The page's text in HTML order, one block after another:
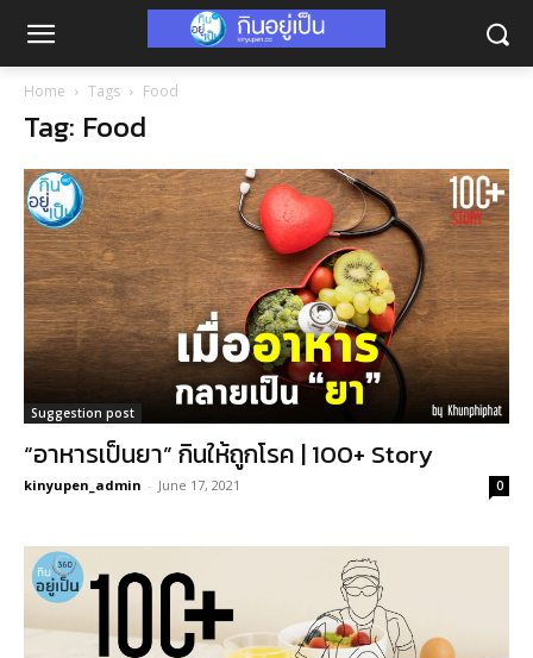
Home Tags Food
Tag: Food
Suggestion post
“อาหารเป็นยา” กินให้ถูกโรค | 100+ Story
kinyupen_admin - June 17, 2021 0